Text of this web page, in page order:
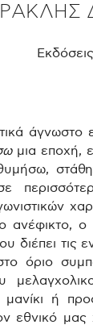
μια εποχή,
ανέφικτο,
διέπει τις
όριο
μανίκι ή
εθνικό